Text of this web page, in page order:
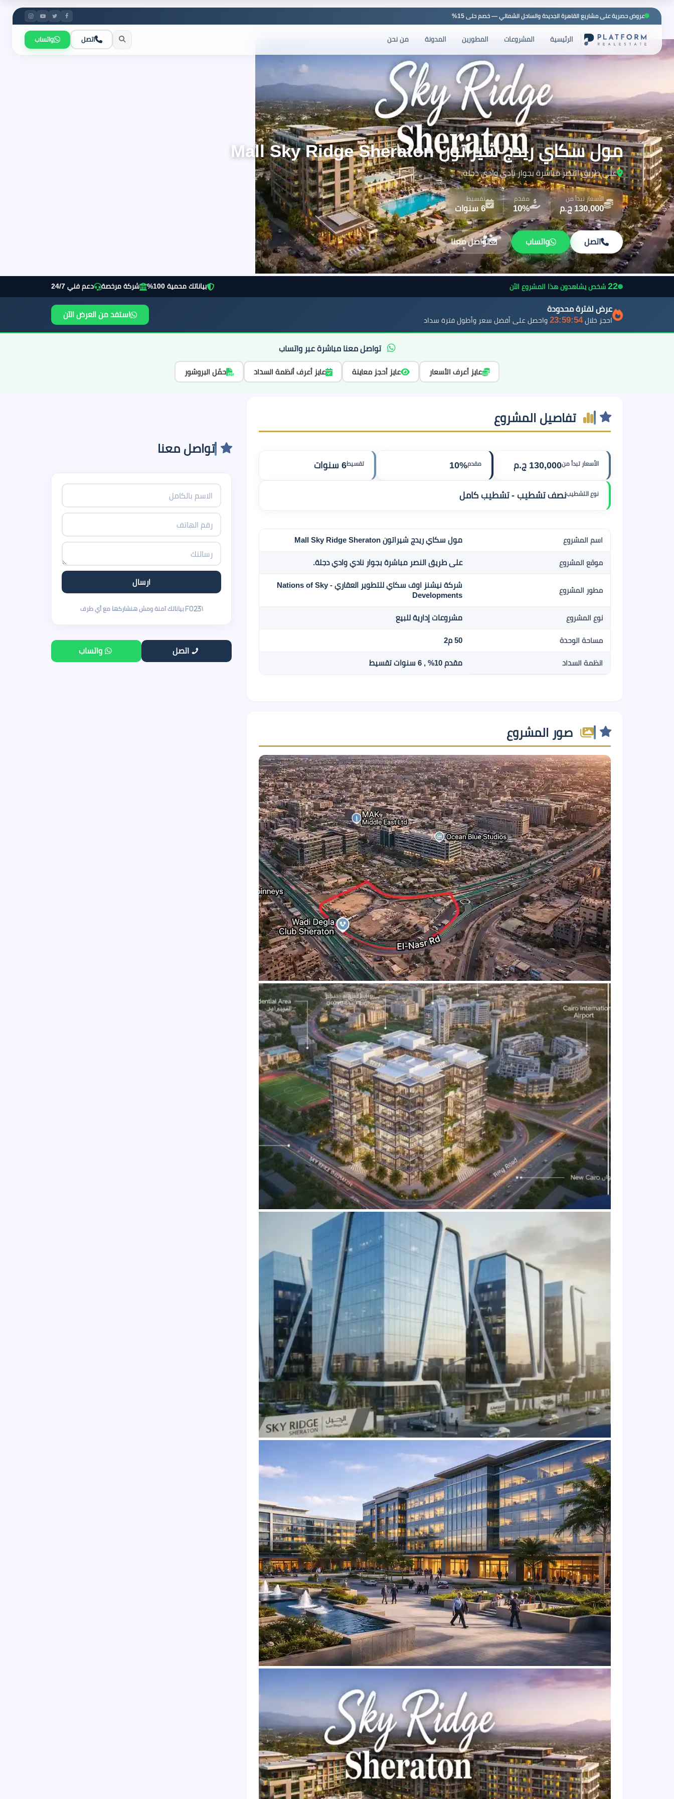
عروض حصرية على مشاريع القاهرة الجديدة والساحل الشمالي — خصم حتى 15%
الرئيسية المشروعات المطورين المدونة من نحن اتصل واتساب
مول سكاي ريدج شيراتون Mall Sky Ridge Sheraton
على طريق النصر مباشرة بجوار نادي وادي دجلة.
الأسعار تبدأ من
130,000 ج.م
مقدم
10%
تقسيط
6 سنوات
اتصل واتساب تواصل معنا
22 شخص يشاهدون هذا المشروع الآن بياناتك محمية 100% شركة مرخصة دعم فني 24/7
عرض لفترة محدودة
احجز خلال23:59:52 واحصل على أفضل سعر وأطول فترة سداد
استفد من العرض الآن
تواصل معنا مباشرة عبر واتساب
عايز أعرف الأسعار عايز أحجز معاينة عايز أعرف أنظمة السداد حمّل البروشور
تفاصيل المشروع
الأسعار تبدأ من130,000 ج.م مقدم10% تقسيط6 سنوات
نوع التشطيبنصف تشطيب - تشطيب كامل
اسم المشروع مول سكاي ريدج شيراتون Mall Sky Ridge Sheraton
موقع المشروع على طريق النصر مباشرة بجوار نادي وادي دجلة.
مطور المشروع
شركة نيشنز اوف سكاي للتطوير العقاري - Nations of Sky
Developments
نوع المشروع مشروعات إدارية للبيع
مساحة الوحدة 50 م2
انظمة السداد مقدم 10% , 6 سنوات تقسيط
صور المشروع
تواصل معنا
اتصل واتساب